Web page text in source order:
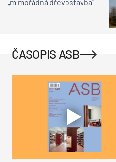
„mimořádná dřevostavba“
ČASOPIS ASB